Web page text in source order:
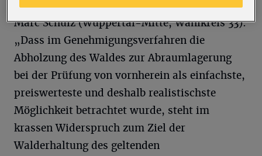
Marc Schulz (Wuppertal-Mitte, Wahlkreis 33):
„Dass im Genehmigungsverfahren die
Abholzung des Waldes zur Abraumlagerung
bei der Prüfung von vornherein als einfachste,
preiswerteste und deshalb realistischste
Möglichkeit betrachtet wurde, steht im
krassen Widerspruch zum Ziel der
Walderhaltung des geltenden